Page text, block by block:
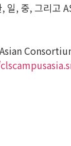
, 그리고
Asian